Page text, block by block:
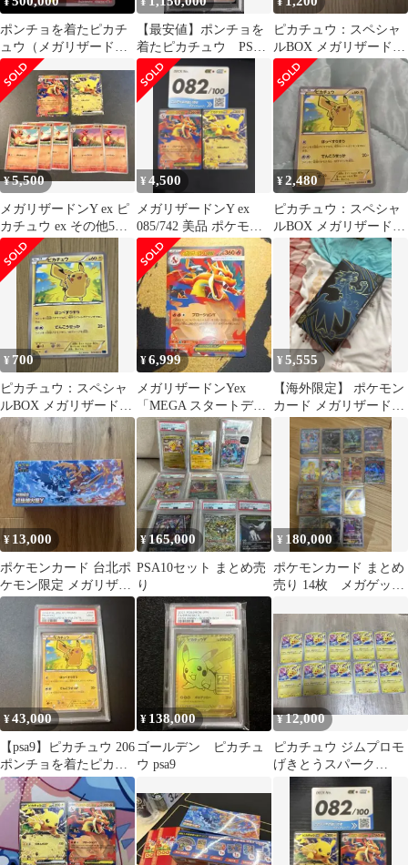
ポンチョを着たピカチ
ュウ（メガリザードン
X） PROMO XYシリー
ズプロモー…
【最安値】ポンチョを
着たピカチュウ PSA7
メガリザードンX プロ
モ
ピカチュウ：スペシャ
ルBOX メガリザードン
Xのポンチョを着たピ
カチュウ・メガ…
¥5,500
メガリザードンY ex ピ
カチュウ ex その他5
枚 スタートデッキ100
¥4,500
メガリザードンY ex
085/742 美品 ポケモン
カード
¥2,480
ピカチュウ：スペシャ
ルBOX メガリザードン
Xのポンチョを着たピ
カチュウ・メガ…
¥ 700
ピカチュウ：スペシャ
ルBOX メガリザードン
Xのポンチョを着たピ
カチュウ・メガ…
¥6,999
メガリザードンYex
「MEGA スタートデッ
キ100 バトルコレクシ
ョン」収録
¥5,555
【海外限定】 ポケモン
カード メガリザードン
UPC サプライセット
¥ 13,000
ポケモンカード 台北ポ
ケモン限定 メガリザー
ドンX Y スペシャルセ
¥165,000
PSA10セット まとめ売
り
¥ 180,000
ポケモンカード まとめ
売り 14枚 メガゲッコ
¥43,000
【psa9】ピカチュウ 206
ポンチョを着たピカチ
ュウ プロモ
¥ 138,000
ゴールデン ピカチュ
ウ psa9
¥12,000
ピカチュウ ジムプロモ
げきとうスパーク
133/M-P ステッカーお
まけつき